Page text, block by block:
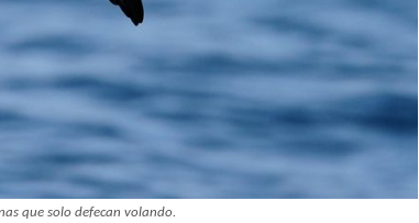
que solo defecan volando.